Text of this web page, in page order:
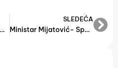
Odluka o izboru ponuđača- Tekuće održavanje računara i printera
SLEDEĆA
Ministar Mijatović- Spasili smo BH rukomet